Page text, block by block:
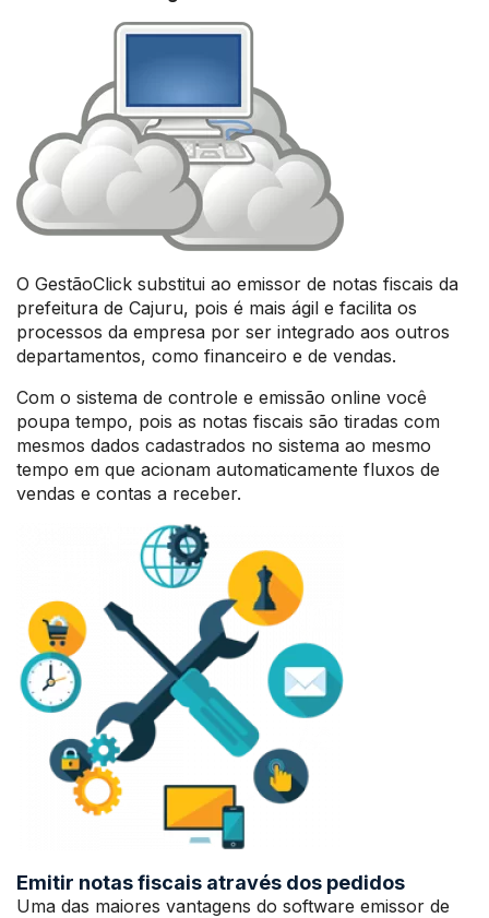
O GestãoClick substitui ao emissor de notas fiscais da
prefeitura de Cajuru, pois é mais ágil e facilita os
processos da empresa por ser integrado aos outros
departamentos, como financeiro e de vendas.
Com o sistema de controle e emissão online você
poupa tempo, pois as notas fiscais são tiradas com
mesmos dados cadastrados no sistema ao mesmo
tempo em que acionam automaticamente fluxos de
vendas e contas a receber.
Emitir notas fiscais através dos pedidos
Uma das maiores vantagens do software emissor de